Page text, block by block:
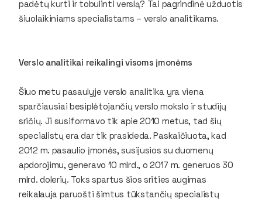
padėtų kurti ir tobulinti verslą? Tai pagrindinė užduotis
šiuolaikiniams specialistams – verslo analitikams.
Verslo analitikai reikalingi visoms įmonėms
Šiuo metu pasaulyje verslo analitika yra viena
sparčiausiai besiplėtojančių verslo mokslo ir studijų
sričių. Ji susiformavo tik apie 2010 metus, tad šių
specialistų era dar tik prasideda. Paskaičiuota, kad
2012 m. pasaulio įmonės, susijusios su duomenų
apdorojimu, generavo 10 mlrd., o 2017 m. generuos 30
mlrd. dolerių. Toks spartus šios srities augimas
reikalauja paruošti šimtus tūkstančių specialistų